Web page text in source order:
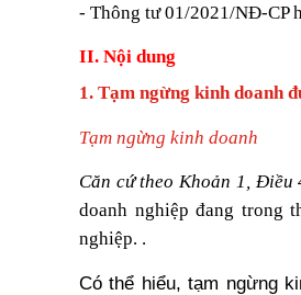
- Thông tư 01/2021/NĐ-CP
II. Nội dung
1. Tạm ngừng kinh doanh
Tạm ngừng kinh doanh
Căn cứ theo Khoản 1,
doanh nghiệp đang trong
nghiệp. .
Có thể hiểu, tạm ngừng